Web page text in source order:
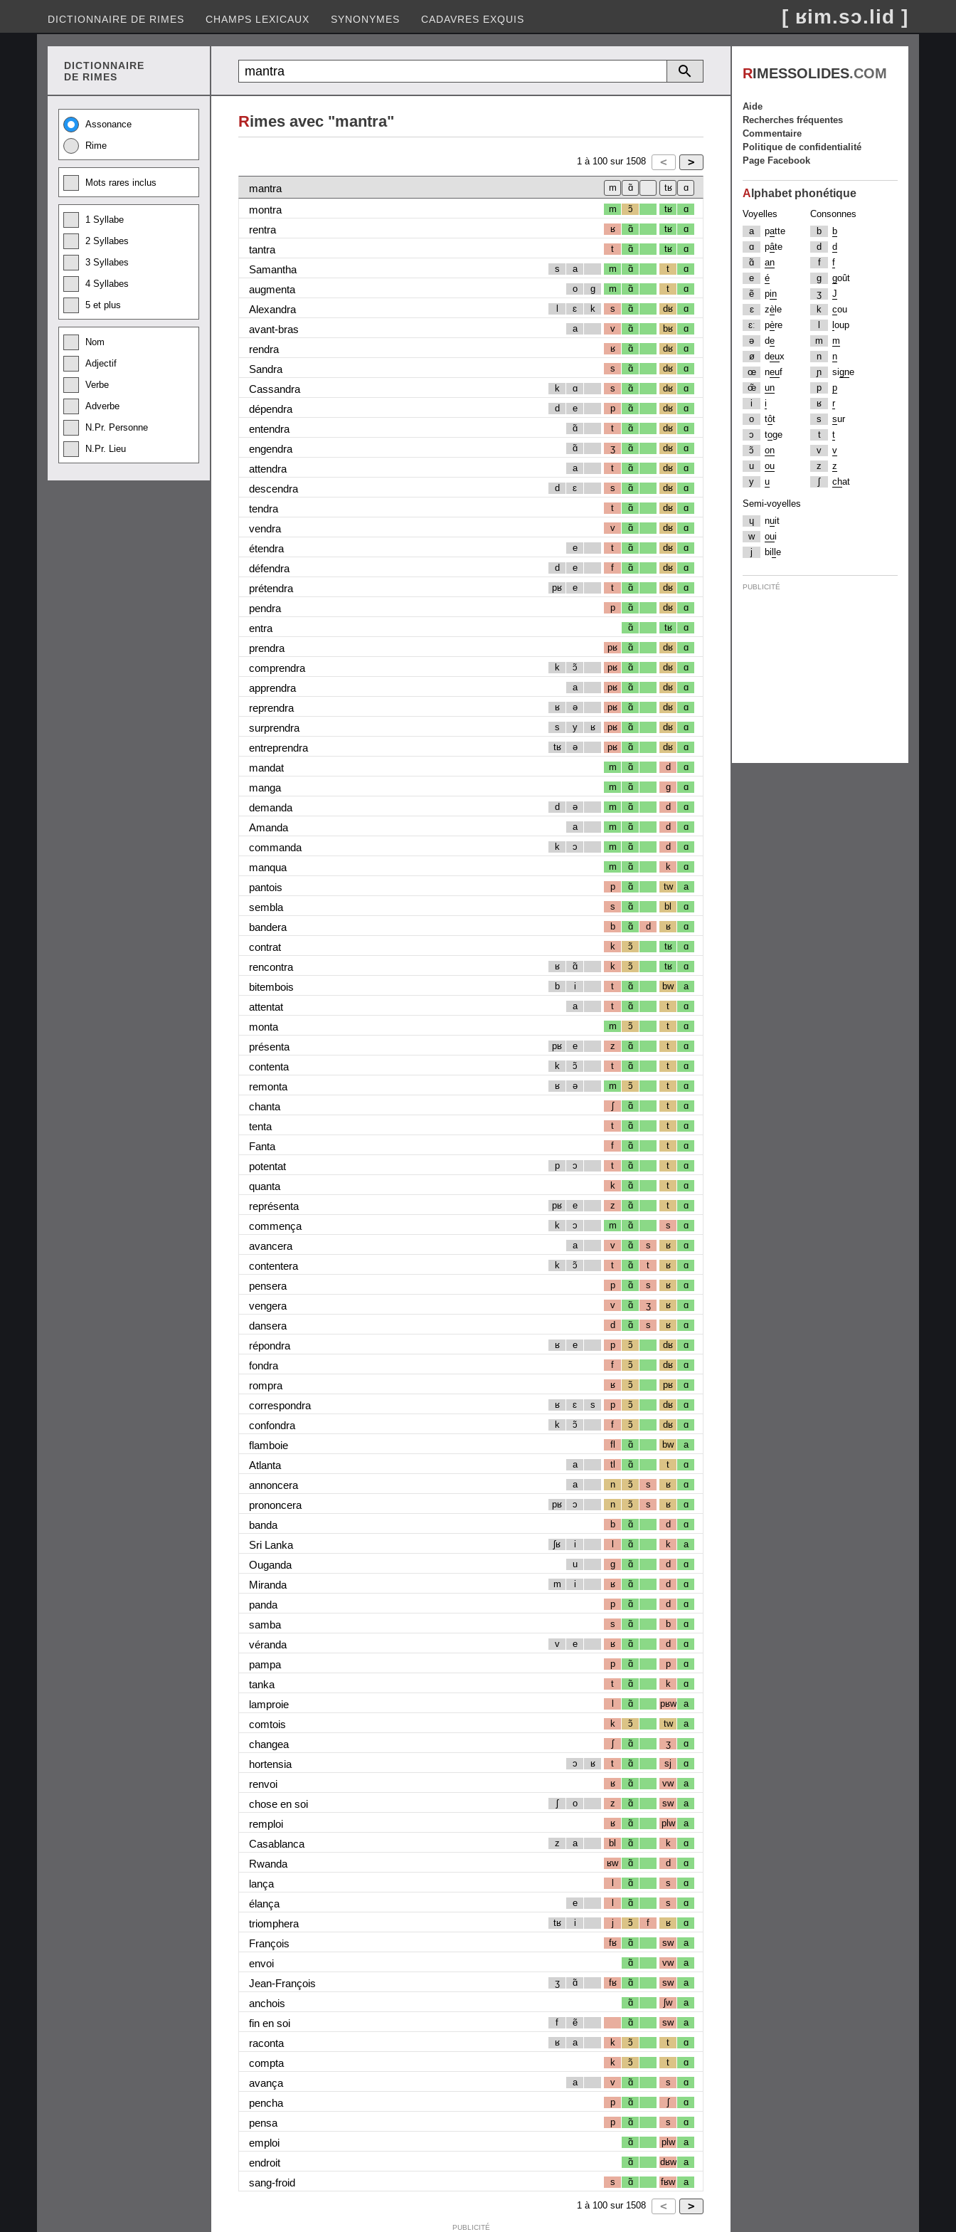
DICTIONNAIRE DE RIMES CHAMPS LEXICAUX SYNONYMES CADAVRES EXQUIS [ ʁim.sɔ.lid ]
DICTIONNAIRE
DE RIMES
Assonance
Rime
Mots rares inclus
1 Syllabe
2 Syllabes
3 Syllabes
4 Syllabes
5 et plus
Nom
Adjectif
Verbe
Adverbe
N.Pr. Personne
N.Pr. Lieu
Rimes avec "mantra"
1 à 100 sur 1508
mantra
montra
m ɔ̃ tʁ ɑ
rentra ʁ ɑ̃ tʁ ɑ
tantra t ɑ̃ tʁ ɑ
Samantha s a m ɑ̃ t ɑ
augmenta o g m ɑ̃ t ɑ
Alexandra l ɛ k s ɑ̃ dʁ ɑ
avant-bras a v ɑ̃ bʁ ɑ
rendra ʁ ɑ̃ dʁ ɑ
Sandra s ɑ̃ dʁ ɑ
Cassandra k ɑ s ɑ̃ dʁ ɑ
dépendra d e p ɑ̃ dʁ ɑ
entendra ɑ̃ t ɑ̃ dʁ ɑ
engendra ɑ̃ ʒ ɑ̃ dʁ ɑ
attendra a t ɑ̃ dʁ ɑ
descendra d ɛ s ɑ̃ dʁ ɑ
tendra t ɑ̃ dʁ ɑ
vendra v ɑ̃ dʁ ɑ
étendra e t ɑ̃ dʁ ɑ
défendra d e f ɑ̃ dʁ ɑ
prétendra pʁ e t ɑ̃ dʁ ɑ
pendra p ɑ̃ dʁ ɑ
entra ɑ̃ tʁ ɑ
prendra pʁ ɑ̃ dʁ ɑ
comprendra k ɔ̃ pʁ ɑ̃ dʁ ɑ
apprendra a pʁ ɑ̃ dʁ ɑ
reprendra ʁ ə pʁ ɑ̃ dʁ ɑ
surprendra s y ʁ pʁ ɑ̃ dʁ ɑ
entreprendra tʁ ə pʁ ɑ̃ dʁ ɑ
mandat m ɑ̃ d ɑ
manga m ɑ̃ g ɑ
demanda d ə m ɑ̃ d ɑ
Amanda a m ɑ̃ d ɑ
commanda k ɔ m ɑ̃ d ɑ
manqua m ɑ̃ k ɑ
pantois p ɑ̃ tw a
sembla s ɑ̃ bl ɑ
bandera b ɑ̃ d ʁ ɑ
contrat k ɔ̃ tʁ ɑ
rencontra ʁ ɑ̃ k ɔ̃ tʁ ɑ
bitembois b i t ɑ̃ bw a
attentat a t ɑ̃ t ɑ
monta m ɔ̃ t ɑ
présenta pʁ e z ɑ̃ t ɑ
contenta k ɔ̃ t ɑ̃ t ɑ
remonta ʁ ə m ɔ̃ t ɑ
chanta ʃ ɑ̃ t ɑ
tenta t ɑ̃ t ɑ
Fanta f ɑ̃ t ɑ
potentat p ɔ t ɑ̃ t ɑ
quanta k ɑ̃ t ɑ
représenta pʁ e z ɑ̃ t ɑ
commença k ɔ m ɑ̃ s ɑ
avancera a v ɑ̃ s ʁ ɑ
contentera k ɔ̃ t ɑ̃ t ʁ ɑ
pensera p ɑ̃ s ʁ ɑ
vengera v ɑ̃ ʒ ʁ ɑ
dansera d ɑ̃ s ʁ ɑ
répondra ʁ e p ɔ̃ dʁ ɑ
fondra f ɔ̃ dʁ ɑ
rompra ʁ ɔ̃ pʁ ɑ
correspondra ʁ ɛ s p ɔ̃ dʁ ɑ
confondra k ɔ̃ f ɔ̃ dʁ ɑ
flamboie fl ɑ̃ bw a
Atlanta a tl ɑ̃ t ɑ
annoncera a n ɔ̃ s ʁ ɑ
prononcera pʁ ɔ n ɔ̃ s ʁ ɑ
banda b ɑ̃ d ɑ
Sri Lanka ʃʁ i l ɑ̃ k a
Ouganda u g ɑ̃ d ɑ
Miranda m i ʁ ɑ̃ d ɑ
panda p ɑ̃ d ɑ
samba s ɑ̃ b ɑ
véranda v e ʁ ɑ̃ d ɑ
pampa p ɑ̃ p ɑ
tanka t ɑ̃ k ɑ
lamproie l ɑ̃ pʁw a
comtois k ɔ̃ tw a
changea ʃ ɑ̃ ʒ ɑ
hortensia ɔ ʁ t ɑ̃ sj ɑ
renvoi ʁ ɑ̃ vw a
chose en soi ʃ o z ɑ̃ sw a
remploi ʁ ɑ̃ plw a
Casablanca z a bl ɑ̃ k ɑ
Rwanda ʁw ɑ̃ d ɑ
lança l ɑ̃ s ɑ
élança e l ɑ̃ s ɑ
triomphera tʁ i j ɔ̃ f ʁ ɑ
François fʁ ɑ̃ sw a
envoi ɑ̃ vw a
Jean-François ʒ ɑ̃ fʁ ɑ̃ sw a
anchois ɑ̃ ʃw a
fin en soi f ẽ ɑ̃ sw a
raconta ʁ a k ɔ̃ t ɑ
compta k ɔ̃ t ɑ
avança a v ɑ̃ s ɑ
pencha p ɑ̃ ʃ ɑ
pensa p ɑ̃ s ɑ
emploi ɑ̃ plw a
endroit ɑ̃ dʁw a
sang-froid s ɑ̃ fʁw a
1 à 100 sur 1508
PUBLICITÉ
RIMESSOLIDES.COM
Aide
Recherches fréquentes
Commentaire
Politique de confidentialité
Page Facebook
A lphabet phonétique
Voyelles
a
patte
ɑ
pâte
ɑ̃
an
e
é
ẽ
pin
ɛ
zè le
ɛː
père
ə
de
ø
deux
œ
neuf
œ̃
un
i
i
o
tôt
ɔ
toge
ɔ̃
on
u
ou
y
u
Consonnes
b
b
d
d
f
f
g
goût
ʒ
J
k
cou
oup
m
m
n
n
ɲ
signe
p
p
ʁ
r
s
sur
t
t
v
v
z
z
ʃ
chat
Semi-voyelles
ɥ
nuit
w
oui
j
bi e
PUBLICITÉ